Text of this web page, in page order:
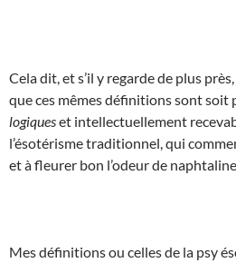
Cela dit, et s’il y regarde de plus
que ces mêmes définitions sont soit
logiqueset intellectuellement
l’ésotérisme traditionnel, qui
et à fleurer bon l’odeur de
Mes définitions ou celles de la psy